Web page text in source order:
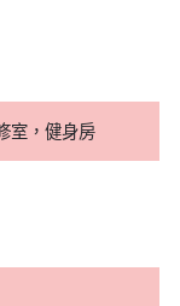
室，健身房